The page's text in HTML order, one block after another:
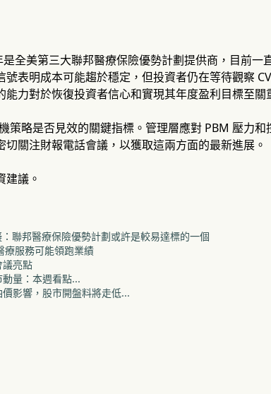
全美第三大聯邦醫療保險優勢計劃提供商，目前一
表明成本可能趨於穩定，但投資者仍在等待觀察
力對於恢復投資者信心和實現其年度盈利目標至關
策略是否見效的關鍵指標。管理層應對 PBM 壓力
關注財報電話會議，以獲取這兩方面的最新進展。
建議。
聯邦醫療保險優勢計劃或許是較易達標的一個
療服務可能領跑業績
議亮點
量：本週看點...
影響，股市開盤料將走低...